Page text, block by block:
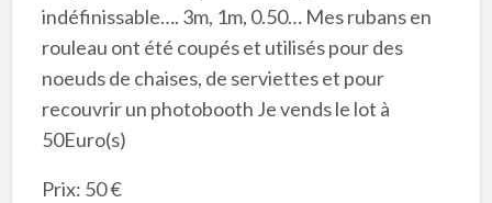
indéfinissable…. 3m, 1m, 0.50… Mes rubans en
rouleau ont été coupés et utilisés pour des
noeuds de chaises, de serviettes et pour
recouvrir un photobooth Je vends le lot à
50Euro(s)
Prix: 50 €